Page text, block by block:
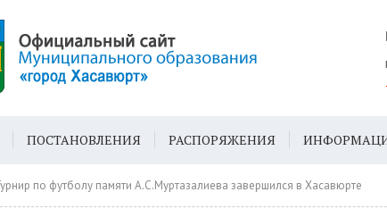
ПОСТАНОВЛЕНИЯ РАСПОРЯЖЕНИЯ
СРЕДА ГЕН. ПЛАН
по футболу памяти А.С.Муртазалиева завершился в Хасавюрте